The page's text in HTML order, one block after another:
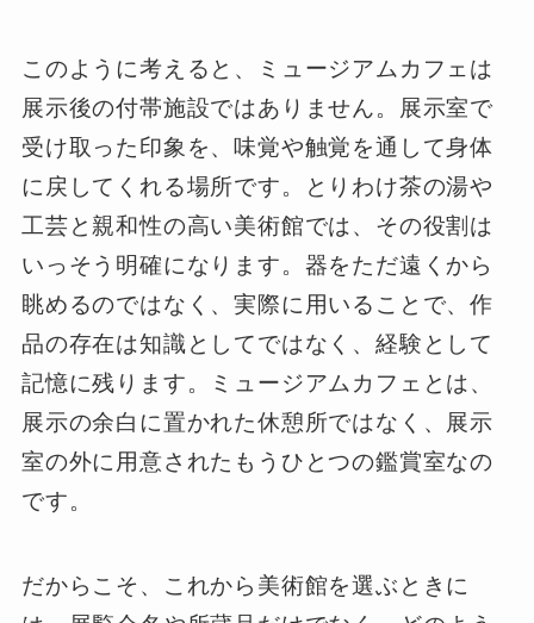
このように考えると、ミュージアムカフェは
展示後の付帯施設ではありません。展示室で
受け取った印象を、味覚や触覚を通して身体
に戻してくれる場所です。とりわけ茶の湯や
工芸と親和性の高い美術館では、その役割は
いっそう明確になります。器をただ遠くから
眺めるのではなく、実際に用いることで、作
品の存在は知識としてではなく、経験として
記憶に残ります。ミュージアムカフェとは、
展示の余白に置かれた休憩所ではなく、展示
室の外に用意されたもうひとつの鑑賞室なの
です。
だからこそ、これから美術館を選ぶときに